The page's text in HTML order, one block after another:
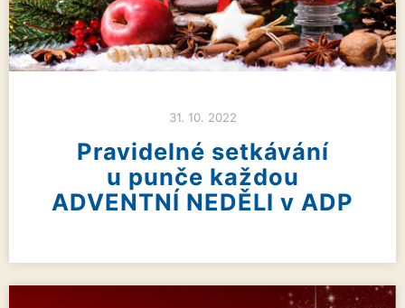
31. 10. 2022
Pravidelné setkávání
u punče každou
ADVENTNÍ NEDĚLI v ADP